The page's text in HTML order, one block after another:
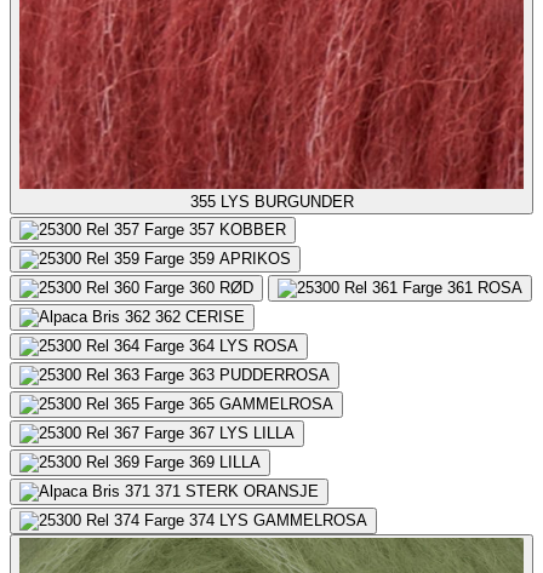
355 LYS BURGUNDER
357 KOBBER
359 APRIKOS
360 RØD 361 ROSA
362 CERISE
364 LYS ROSA
363 PUDDERROSA
365 GAMMELROSA
367 LYS LILLA
369 LILLA
371 STERK ORANSJE
374 LYS GAMMELROSA